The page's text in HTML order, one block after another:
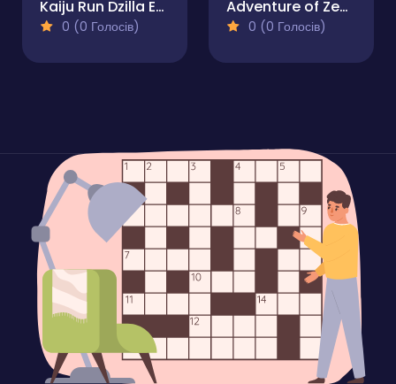
Kaiju Run Dzilla Enemies
0 (0 Голосів)
Adventure of Zenny
0 (0 Голосів)